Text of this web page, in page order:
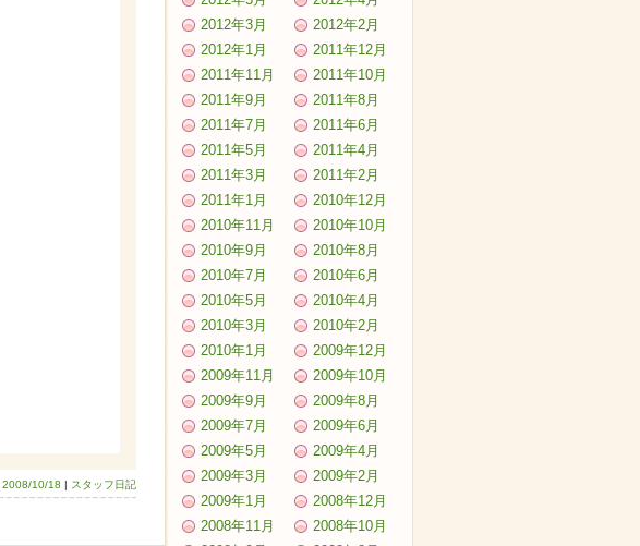
2008/10/18 | スタッフ日記
2012年3月
2012年2月
2012年1月
2011年12月
2011年11月
2011年10月
2011年9月
2011年8月
2011年7月
2011年6月
2011年5月
2011年4月
2011年3月
2011年2月
2011年1月
2010年12月
2010年11月
2010年10月
2010年9月
2010年8月
2010年7月
2010年6月
2010年5月
2010年4月
2010年3月
2010年2月
2010年1月
2009年12月
2009年11月
2009年10月
2009年9月
2009年8月
2009年7月
2009年6月
2009年5月
2009年4月
2009年3月
2009年2月
2009年1月
2008年12月
2008年11月
2008年10月